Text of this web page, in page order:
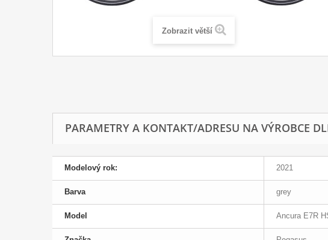
Zobrazit větší
PARAMETRY A KONTAKT/ADRESU NA VÝROBCE
Modelový rok: 2021
Barva grey
Model Ancura E7R